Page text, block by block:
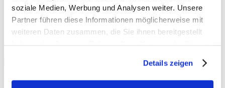
soziale Medien, Werbung und Analysen weiter. Unsere
Partner führen diese Informationen möglicherweise mit
weiteren Daten zusammen, die Sie ihnen bereitgestellt
Details zeigen
30°C Schonwäsche